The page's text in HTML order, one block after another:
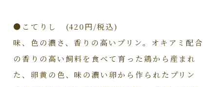
●こてりし (420円/税込)
味、色の濃さ、香りの高いプリン。オキアミ配合
の香りの高い飼料を食べて育った鶏から産まれ
た、卵黄の色、味の濃い卵から作られたプリン